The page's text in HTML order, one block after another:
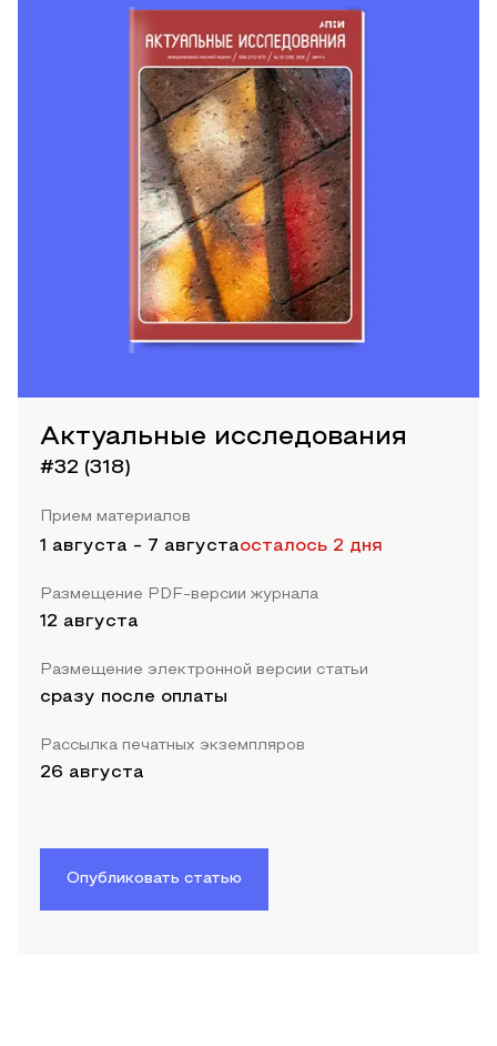
Актуальные исследования
#32 (318)
Прием материалов
1 августа - 7 августаосталось 2 дня
Размещение PDF-версии журнала
12 августа
Размещение электронной версии статьи
сразу после оплаты
Рассылка печатных экземпляров
26 августа
Опубликовать статью